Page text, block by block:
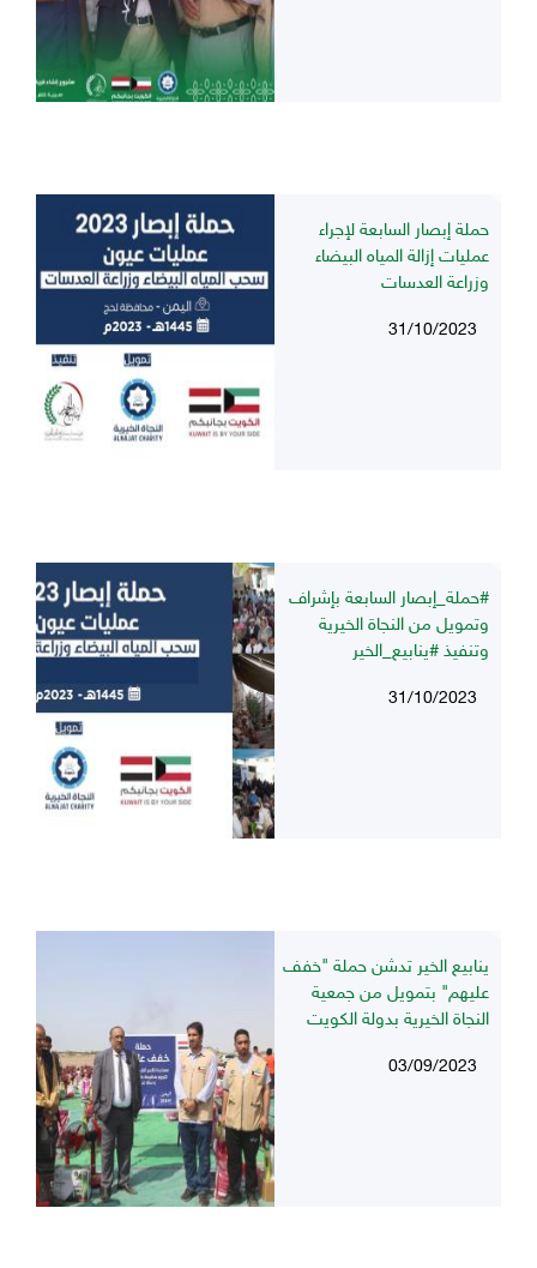
حملة إبصار السابعة لإجراء
عمليات إزالة المياه البيضاء
وزراعة العدسات
31/10/2023
#حملة_إبصار السابعة بإشراف
وتمويل من النجاة الخيرية
وتنفيذ #ينابيع_الخير
31/10/2023
ينابيع الخير تدشن حملة "خفف
عليهم" بتمويل من جمعية
النجاة الخيرية بدولة الكويت
03/09/2023